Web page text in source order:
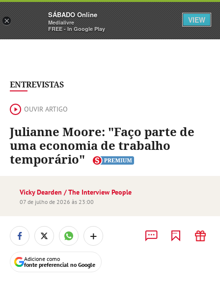
Sábado Assine Iniciar Sessão
ENTREVISTAS
OUVIR ARTIGO
Julianne Moore: "Faço parte de
uma economia de trabalho
temporário"
Vicky Dearden / The Interview People
07 de julho de 2026 às 23:00
+
Adicione como
fonte preferencial no Google
×
SÁBADO Online
Medialivre
FREE - In Google Play
VIEW